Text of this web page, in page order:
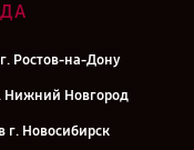
Ростов-на-Дону
Нижний Новгород
г. Новосибирск